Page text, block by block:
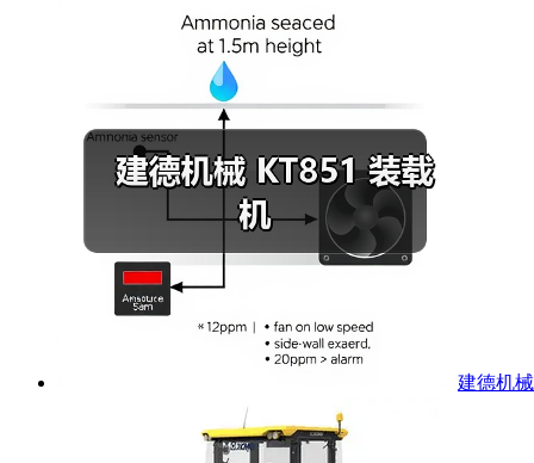
建德机